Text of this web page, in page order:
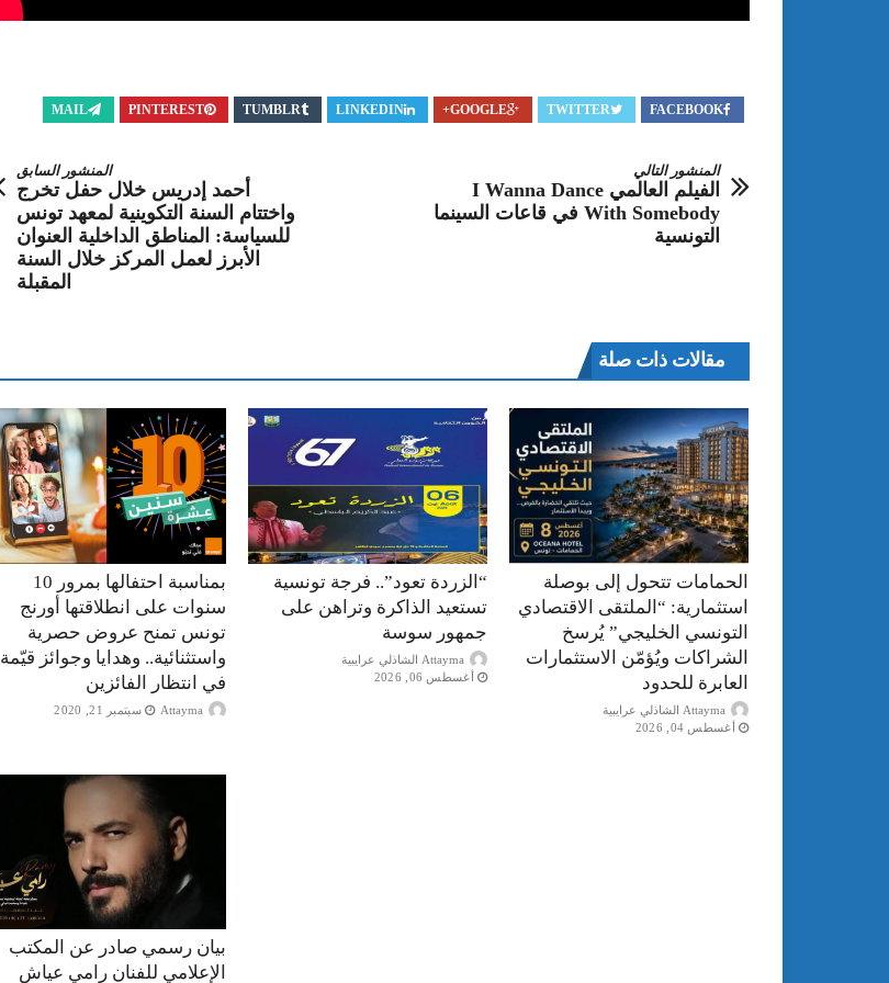
FACEBOOK
TWITTER
GOOGLE+
LINKEDIN
TUMBLR
PINTEREST
MAIL
المنشور السابق
أحمد إدريس خلال حفل تخرج
واختتام السنة التكوينية لمعهد تونس
للسياسة: المناطق الداخلية العنوان
الأبرز لعمل المركز خلال السنة
المقبلة
المنشور التالي
الفيلم العالمي I Wanna Dance
With Somebody في قاعات السينما
التونسية
مقالات ذات صلة
بمناسبة احتفالها بمرور 10
سنوات على انطلاقتها أورنج
تونس تمنح عروض حصرية
واستثنائية.. وهدايا وجوائز قيّمة
في انتظار الفائزين
Attayma سبتمبر 21, 2020
“الزردة تعود”.. فرجة تونسية
تستعيد الذاكرة وتراهن على
جمهور سوسة
Attayma الشاذلي عرايبية
أغسطس 06, 2026
الحمامات تتحول إلى بوصلة
استثمارية: “الملتقى الاقتصادي
التونسي الخليجي” يُرسخ
الشراكات ويُؤمّن الاستثمارات
العابرة للحدود
Attayma الشاذلي عرايبية
أغسطس 04, 2026
بيان رسمي صادر عن المكتب
الإعلامي للفنان رامي عياش